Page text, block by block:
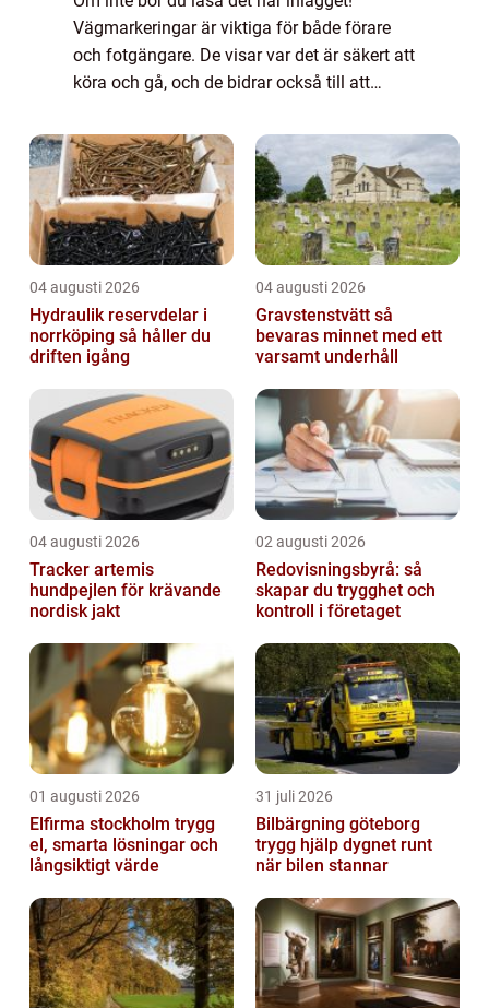
Vägmarkeringar är viktiga för både förare
och fotgängare. De visar var det är säkert att
köra och gå, och de bidrar också till att
kommer vi att beskriva vad vägmarkeri...
04 augusti 2026
Hydraulik reservdelar i
norrköping så håller du
driften igång
04 augusti 2026
Gravstenstvätt så
bevaras minnet med ett
varsamt underhåll
04 augusti 2026
Tracker artemis
hundpejlen för krävande
nordisk jakt
02 augusti 2026
Redovisningsbyrå: så
skapar du trygghet och
kontroll i företaget
01 augusti 2026
Elfirma stockholm trygg
el, smarta lösningar och
långsiktigt värde
31 juli 2026
Bilbärgning göteborg
trygg hjälp dygnet runt
när bilen stannar